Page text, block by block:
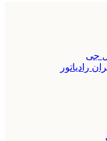
جی
رادیاتور